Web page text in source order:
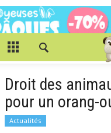
Droit des
pour un orang-
Actualités